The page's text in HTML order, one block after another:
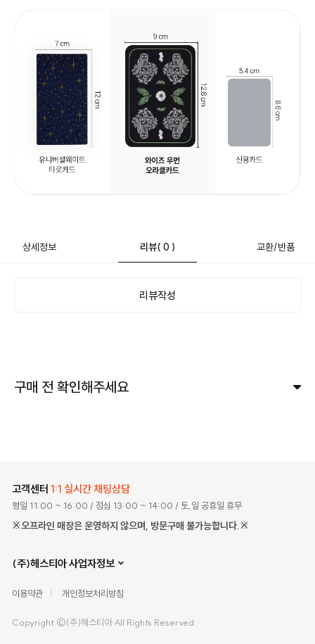
상세정보 리뷰( 0 ) 교환/반품
리뷰작성
구매 전 확인해주세요
고객센터 1:1 실시간 채팅상담
평일 11:00 ~ 16:00 / 점심 13:00 ~ 14:00 / 토,일 공휴일 휴무
※오프라인 매장은 운영하지 않으며, 방문구매 불가능합니다.※
(주)헤스티아 사업자정보
이용약관 개인정보처리방침
Copyright ©(주)헤스티아 All Rights Reserved.